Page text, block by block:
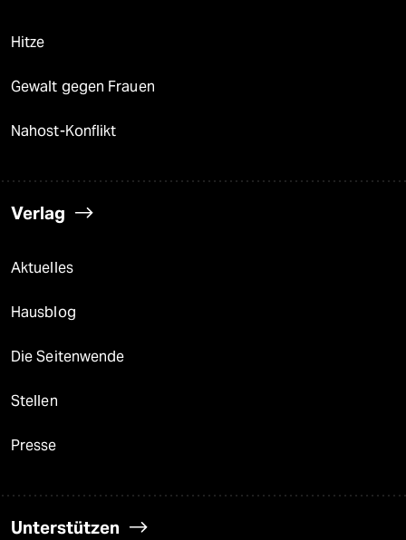
Hitze
Gewalt gegen Frauen
Nahost-Konflikt
Verlag
Aktuelles
Hausblog
Die Seitenwende
Stellen
Presse
Unterstützen